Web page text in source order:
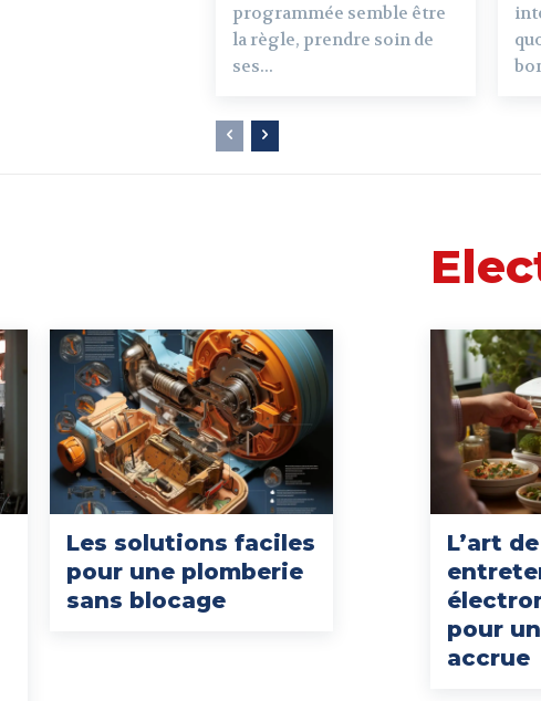
programmée semble être
la règle, prendre soin de
ses...
Les solutions faciles
pour une plomberie
sans blocage
L’art
pour
accrue